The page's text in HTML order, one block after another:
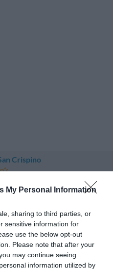
My Personal Information
sharing to third parties, or
sensitive information for
use the below opt-out
Please note that after your
may continue seeing
information utilized by
Crispino
8.5
Rosa Dei Venti
kmvom Zentrum
9.3/10